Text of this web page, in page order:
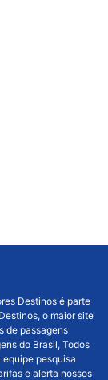
Destinos é parte
o maior site
de passagens
do Brasil, Todos
equipe pesquisa
e alerta nossos